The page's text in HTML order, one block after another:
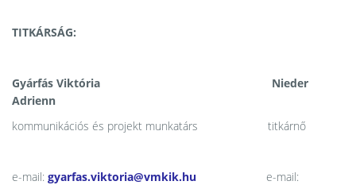
TITKÁRSÁG:
Gyárfás Viktória Nieder
Adrienn
kommunikációs és projekt munkatárs titkárnő
e-mail: gyarfas.viktoria@vmkik.hu e-mail: